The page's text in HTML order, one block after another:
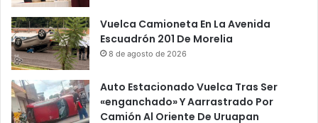
Vuelca Camioneta En La Avenida
Escuadrón 201 De Morelia
8 de agosto de 2026
Auto Estacionado Vuelca Tras Ser
«enganchado» Y Aarrastrado Por
Camión Al Oriente De Uruapan